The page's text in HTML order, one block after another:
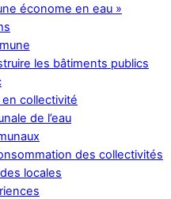
économe en eau »
les bâtiments publics
collectivité
de l’eau
des collectivités
locales